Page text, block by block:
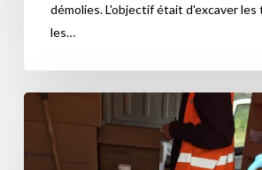
démolies. L'objectif était d'excaver les
les…
Investigation
des